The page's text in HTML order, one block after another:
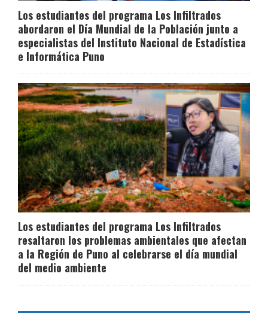
Los estudiantes del programa Los Infiltrados
abordaron el Día Mundial de la Población junto a
especialistas del Instituto Nacional de Estadística
e Informática Puno
Los estudiantes del programa Los Infiltrados
resaltaron los problemas ambientales que afectan
a la Región de Puno al celebrarse el día mundial
del medio ambiente